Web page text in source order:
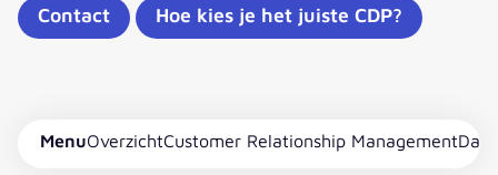
Contact Hoe kies je het juiste CDP?
MenuOverzichtCustomer Relationship Management